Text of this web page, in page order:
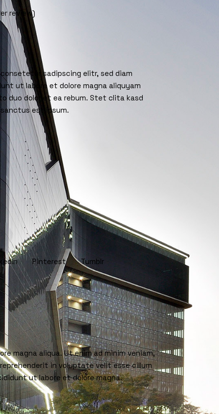
review)
sadipscing elitr, sed diam
ut labore et dolore magna aliquyam
duo dolor et ea rebum. Stet clita kasd
est ipsum.
Pinterest Tumblr
magna aliqua. Ut enim ad minim veniam,
in voluptate velit esse cillum
ut labore et dolore magna.